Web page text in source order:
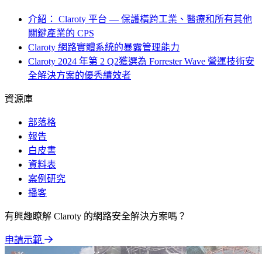
介紹： Claroty 平台 — 保護橫跨工業、醫療和所有其他
關鍵產業的 CPS
Claroty 網路實體系統的暴露管理能力
Claroty 2024 年第 2 Q2獲選為 Forrester Wave 營運技術安
全解決方案的優秀績效者
資源庫
部落格
報告
白皮書
資料表
案例研究
播客
有興趣瞭解 Claroty 的網路安全解決方案嗎？
申請示範